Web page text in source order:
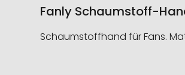
Fanly Schaumstoff-
Schaumstoffhand für Fans.